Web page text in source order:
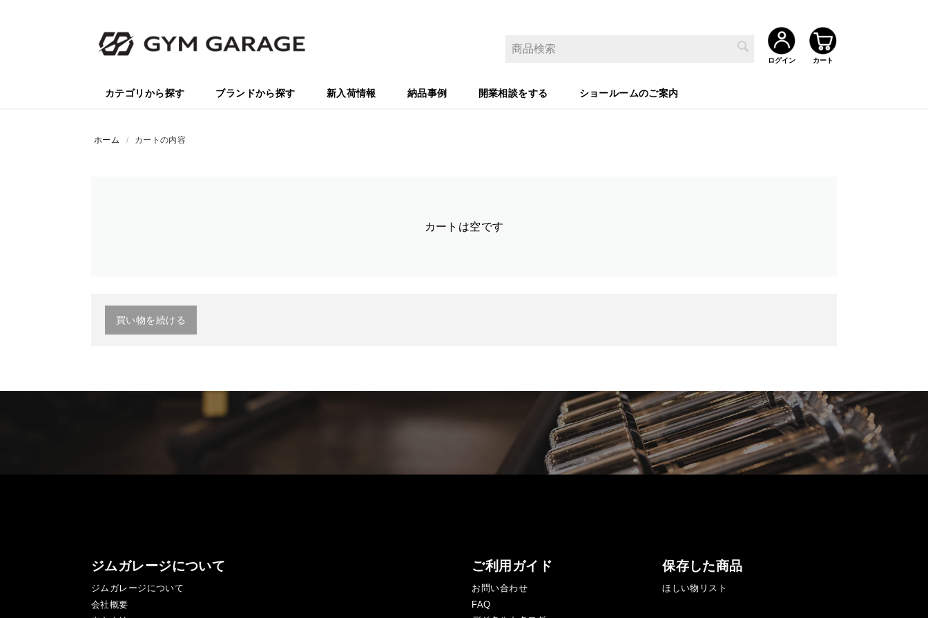
カテゴリから探す ブランドから探す 新入荷情報 納品事例 開業相談をする ショールームのご案内
ホーム / カートの内容
カートは空です
買い物を続ける
ジムガレージについて
ジムガレージについて
会社概要
ご利用ガイド
お問い合わせ
FAQ
保存した商品
ほしい物リスト